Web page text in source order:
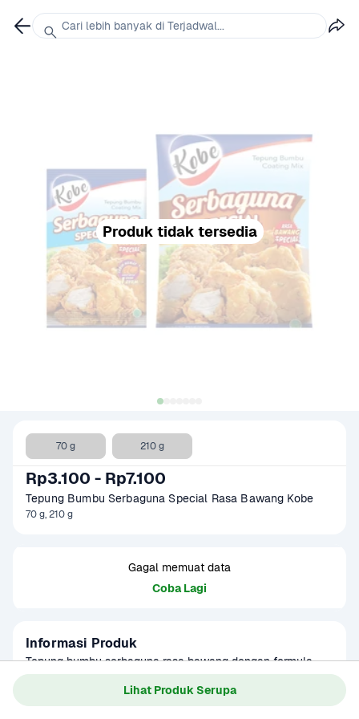
Lihat Produk Serupa
Produk tidak tersedia
70 g 210 g
Rp3.100 - Rp7.100
Tepung Bumbu Serbaguna Special Rasa Bawang Kobe
70 g, 210 g
Gagal memuat data
Coba Lagi
Informasi Produk
Tepung bumbu serbaguna rasa bawang dengan formula
baru. Lebih renyah, gurih, dan lezat. Dapat digunakan untuk
membuat ayam goreng, tempe goreng, tahu goreng, dan
Kategori Sembako
Cari lebih banyak di Terjadwal...